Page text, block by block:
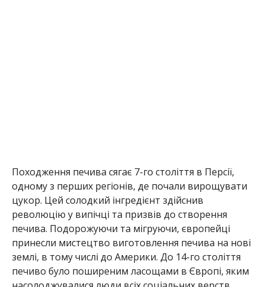
Походження печива сягає 7-го століття в Персії,
одному з перших регіонів, де почали вирощувати
цукор. Цей солодкий інгредієнт здійснив
революцію у випічці та призвів до створення
печива. Подорожуючи та мігруючи, європейці
принесли мистецтво виготовлення печива на нові
землі, в тому числі до Америки. До 14-го століття
печиво було поширеним ласощами в Європі, яким